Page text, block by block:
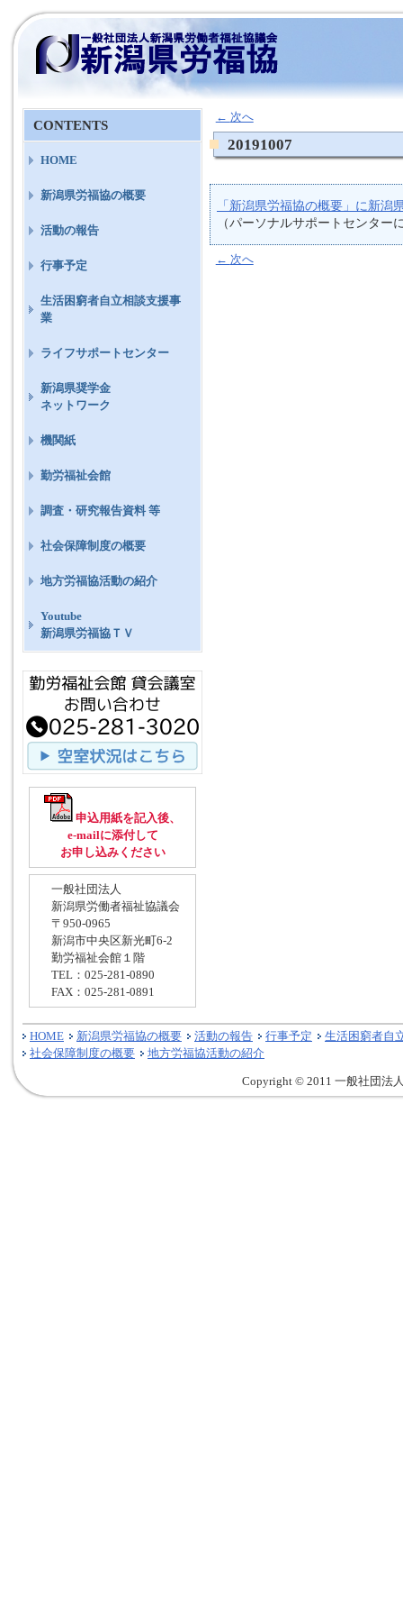
← 次へ
20191007
「新潟県労福協の概要」に新
（パーソナルサポートセンタ
← 次へ
CONTENTS
HOME
新潟県労福協の概要
活動の報告
行事予定
生活困窮者自立相談支援事
業
ライフサポートセンター
新潟県奨学金
ネットワーク
機関紙
勤労福祉会館
調査・研究報告資料 等
社会保障制度の概要
地方労福協活動の紹介
Youtube
新潟県労福協ＴＶ
申込用紙を記入後、
e-mailに添付して
お申し込みください
一般社団法人
新潟県労働者福祉協議会
〒950-0965
新潟市中央区新光町6-2
勤労福祉会館１階
TEL：025-281-0890
FAX：025-281-0891
HOME 新潟県労福協の概要 活動の報告 行事予定
生活困窮者自
社会保障制度の概要
地方労福協活動の紹介
Copyright © 2011 一般社団法